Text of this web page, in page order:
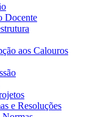
Docente
aos Calouros
e Resoluções